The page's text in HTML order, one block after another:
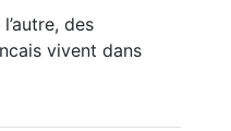
des
vivent dans